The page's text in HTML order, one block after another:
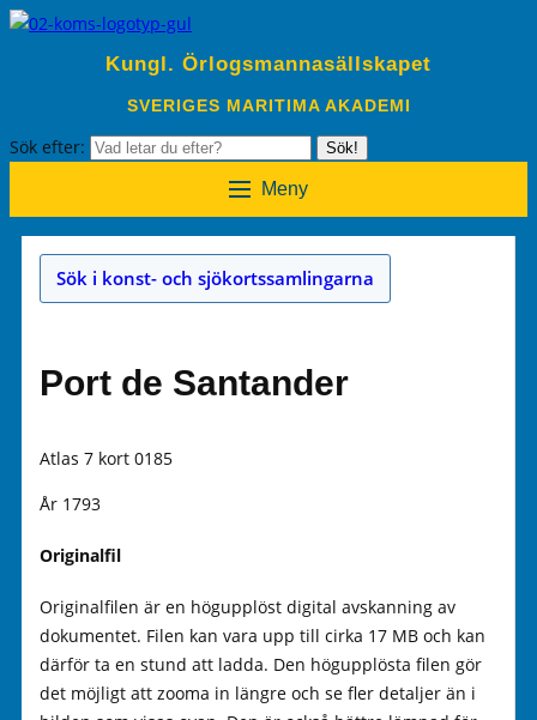
Kungl. Örlogsmannasällskapet
SVERIGES MARITIMA AKADEMI
Sök efter: Sök!
Meny
Sök i konst- och sjökortssamlingarna
Port de Santander
Atlas 7 kort 0185
År 1793
Originalfil
Originalfilen är en högupplöst digital avskanning av
dokumentet. Filen kan vara upp till cirka 17 MB och kan
därför ta en stund att ladda. Den högupplösta filen gör
det möjligt att zooma in längre och se fler detaljer än i